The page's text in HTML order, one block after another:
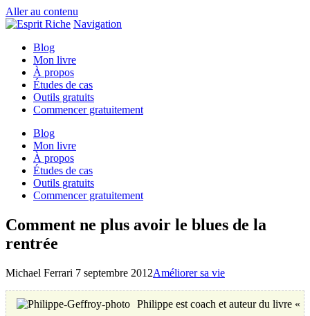
Aller au contenu
Navigation
Blog
Mon livre
À propos
Études de cas
Outils gratuits
Commencer gratuitement
Blog
Mon livre
À propos
Études de cas
Outils gratuits
Commencer gratuitement
Comment ne plus avoir le blues de la
rentrée
Michael Ferrari 7 septembre 2012Améliorer sa vie
Philippe est coach et auteur du livre «